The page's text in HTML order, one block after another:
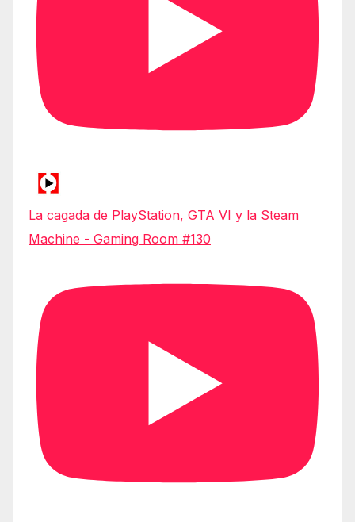
La cagada de PlayStation, GTA VI y la Steam
Machine - Gaming Room #130